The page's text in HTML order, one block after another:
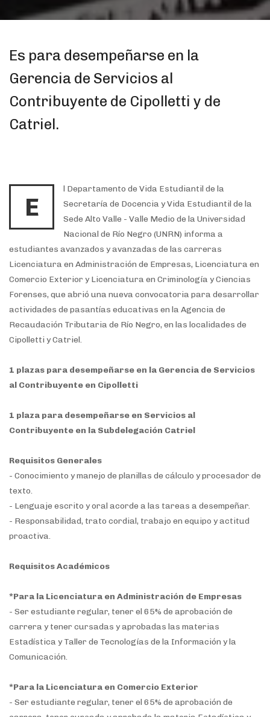
Es para desempeñarse en la
Gerencia de Servicios al
Contribuyente de Cipolletti y de
Catriel.
E
l Departamento de Vida Estudiantil de la
Secretaría de Docencia y Vida Estudiantil de la
Sede Alto Valle - Valle Medio de la Universidad
Nacional de Río Negro (UNRN) informa a
estudiantes avanzados y avanzadas de las carreras
Licenciatura en Administración de Empresas, Licenciatura en
Comercio Exterior y Licenciatura en Criminología y Ciencias
Forenses, que abrió una nueva convocatoria para desarrollar
actividades de pasantías educativas en la Agencia de
Recaudación Tributaria de Río Negro, en las localidades de
Cipolletti y Catriel.
1 plazas para desempeñarse en la Gerencia de Servicios
al Contribuyente en Cipolletti
1 plaza para desempeñarse en Servicios al
Contribuyente en la Subdelegación Catriel
Requisitos Generales
- Conocimiento y manejo de planillas de cálculo y procesador de
texto.
- Lenguaje escrito y oral acorde a las tareas a desempeñar.
- Responsabilidad, trato cordial, trabajo en equipo y actitud
proactiva.
Requisitos Académicos
*Para la Licenciatura en Administración de Empresas
- Ser estudiante regular, tener el 65% de aprobación de
carrera y tener cursadas y aprobadas las materias
Estadística y Taller de Tecnologías de la Información y la
Comunicación.
*Para la Licenciatura en Comercio Exterior
- Ser estudiante regular, tener el 65% de aprobación de